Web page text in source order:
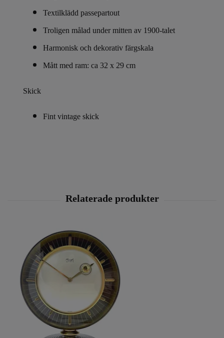
Textilklädd passepartout
Troligen målad under mitten av 1900-talet
Harmonisk och dekorativ färgskala
Mått med ram: ca 32 x 29 cm
Skick
Fint vintage skick